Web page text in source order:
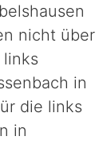
nicht über
in
die links
in